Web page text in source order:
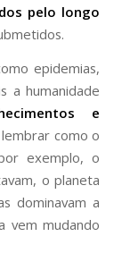
pelo longo
epidemias,
a humanidade
e
lembrar como o
exemplo, o
o planeta
dominavam a
vem mudando